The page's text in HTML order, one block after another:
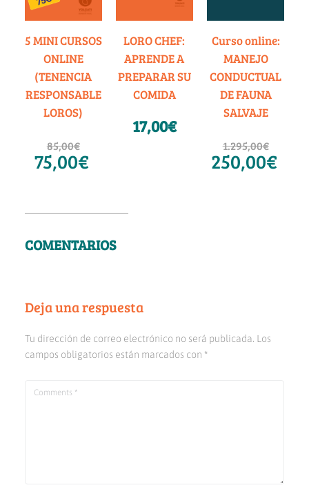
5 MINI CURSOS
ONLINE
(TENENCIA
RESPONSABLE
LOROS)
85,00€
75,00€
LORO CHEF:
APRENDE A
PREPARAR SU
COMIDA
17,00€
Curso online:
MANEJO
CONDUCTUAL
DE FAUNA
SALVAJE
1.295,00€
250,00€
COMENTARIOS
Deja una respuesta
Tu dirección de correo electrónico no será publicada. Los
campos obligatorios están marcados con *